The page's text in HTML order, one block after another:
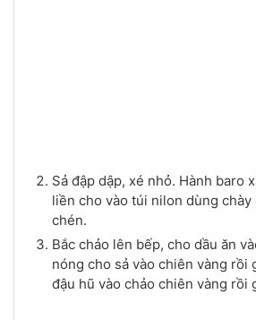
Sả đập dập, xé nhỏ. Hành baro
liền cho vào túi nilon dùng
chén.
Bắc chảo lên bếp, cho dầu ăn
nóng cho sả vào chiên vàng rồi
đậu hũ vào chảo chiên vàng rồi